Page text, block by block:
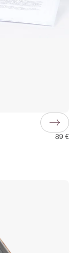
89 €